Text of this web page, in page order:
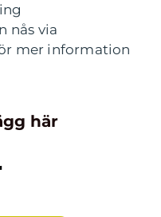
nås via
mer information
här